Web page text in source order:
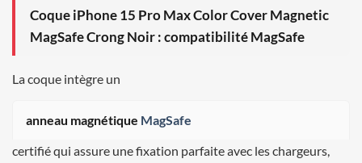
Coque iPhone 15 Pro Max Color Cover Magnetic
MagSafe Crong Noir : compatibilité MagSafe
La coque intègre un
anneau magnétique MagSafe
certifié qui assure une fixation parfaite avec les chargeurs,